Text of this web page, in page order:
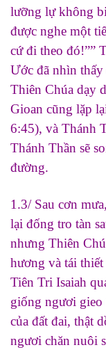
lưỡng lự không
được nghe một
cứ đi theo đó!””
Ước đã nhìn
Thiên Chúa dạy
Gioan cũng lặp
6:45), và Thánh
Thánh Thần sẽ
đường.
1.3/ Sau cơn
lại đống tro tàn
nhưng Thiên
hương và tái
Tiên Tri Isaiah
giống ngươi gieo
của đất đai, thật
ngươi chăn nuôi